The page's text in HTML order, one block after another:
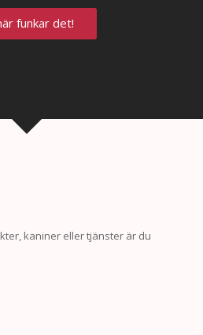
funkar det!
kaniner eller tjänster är du